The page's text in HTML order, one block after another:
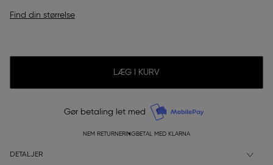
Find din størrelse
LÆG I KURV
Gør betaling let med
NEM RETURNERINGBETAL MED KLARNA
DETALJER